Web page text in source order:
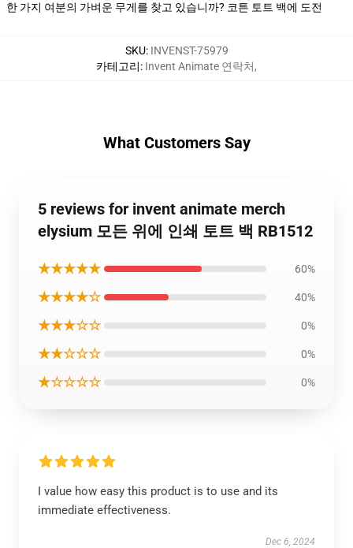
한 가지 여분의 가벼운 무게를 찾고 있습니까? 코튼 토트 백에 도전
SKU: INVENST-75979
카테고리: Invent Animate 연락처,
What Customers Say
5 reviews for invent animate merch
elysium 모든 위에 인쇄 토트 백 RB1512
★★★★★ 60%
★★★★☆ 40%
★★★☆☆ 0%
★★☆☆☆ 0%
★☆☆☆☆ 0%
I value how easy this product is to use and its
immediate effectiveness.
Dec 6, 2024